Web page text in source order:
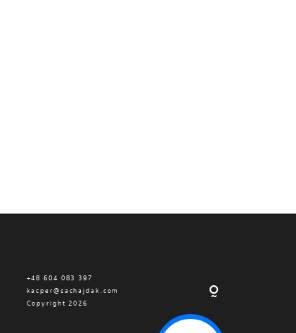
+48 604 083 397
kacper@sachajdak.com
Copyright 2026